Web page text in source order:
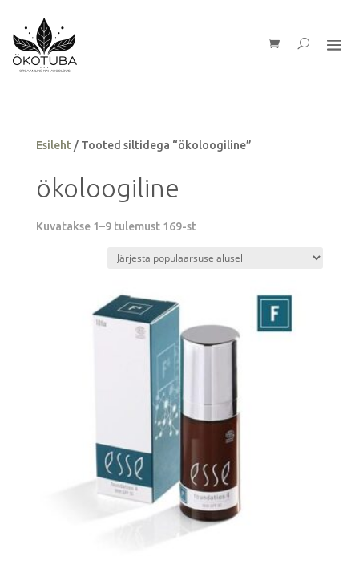
Esileht/ Tooted siltidega “ökoloogiline”
ökoloogiline
Kuvatakse 1–9 tulemust 169-stSorteeritud
järgi